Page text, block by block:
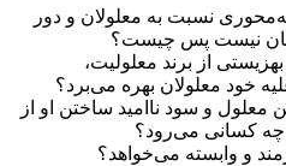
نسبت به معلولان و دور
نیست پس چیست؟
بهزیستی از برند معلولیت،
خود معلولان بهره‌ می‌برد؟
و سود ناامید ساختن او از
چه کسانی می‌رود؟
و وابسته می‌خواهد؟